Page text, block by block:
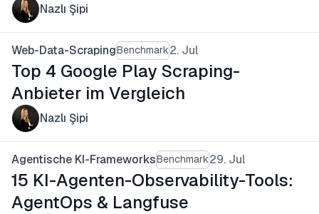
Nazlı Şipi
Web-Data-ScrapingBenchmark2. Jul
Top 4 Google Play Scraping-
Anbieter im Vergleich
Nazlı Şipi
Agentische KI-FrameworksBenchmark29. Jul
15 KI-Agenten-Observability-Tools:
AgentOps & Langfuse